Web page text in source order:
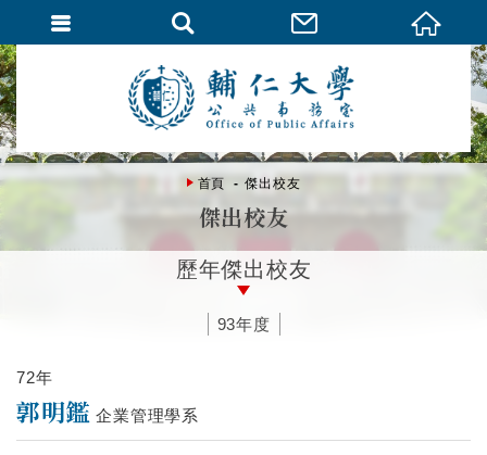
首頁 傑出校友
傑出校友
歷年傑出校友
93年度
72年
郭明鑑 企業管理學系